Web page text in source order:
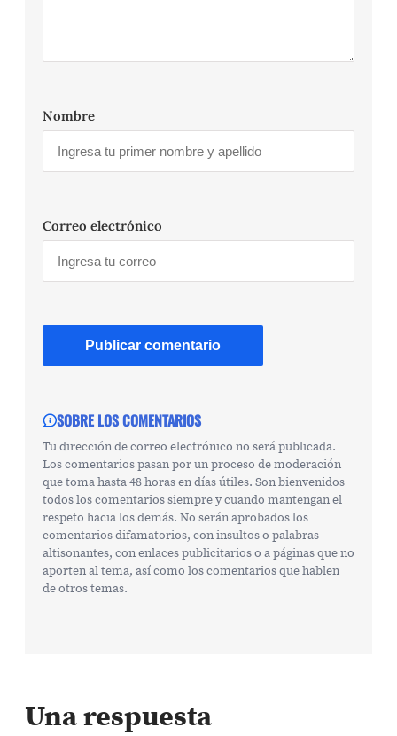
Nombre
Correo electrónico
SOBRE LOS COMENTARIOS
Tu dirección de correo electrónico no será publicada.
Los comentarios pasan por un proceso de moderación
que toma hasta 48 horas en días útiles. Son bienvenidos
todos los comentarios siempre y cuando mantengan el
respeto hacia los demás. No serán aprobados los
comentarios difamatorios, con insultos o palabras
altisonantes, con enlaces publicitarios o a páginas que no
aporten al tema, así como los comentarios que hablen
de otros temas.
Una respuesta